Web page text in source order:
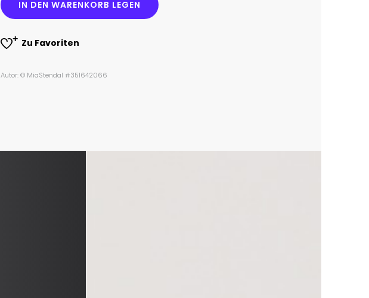
IN DEN WARENKORB LEGEN
Zu Favoriten
Autor: © MiaStendal #351642066